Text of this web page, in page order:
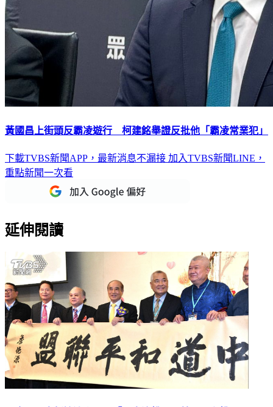
黃國昌上街頭反霸凌遊行 柯建銘舉證反批他「霸凌常業犯」
下載TVBS新聞APP，最新消息不漏接 加入TVBS新聞LINE，
重點新聞一次看
延伸閱讀